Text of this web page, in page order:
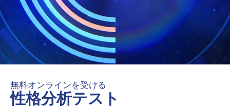
無料オンラインを受ける
性格分析テスト